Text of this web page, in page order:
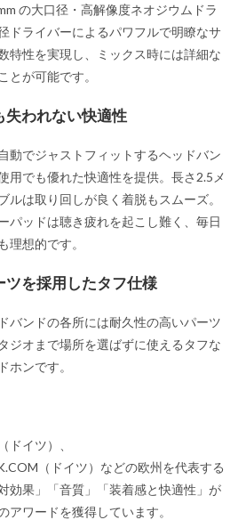
の大口径・高解像度ネオジウムドラ
ドライバーによるパワフルで明瞭なサ
特性を実現し、ミックス時には詳細な
とが可能です。
失われない快適性
動でジャストフィットするヘッドバン
用でも優れた快適性を提供。長さ2.5メ
ルは取り回しが良く着脱もスムーズ。
パッドは聴き疲れを起こし難く、毎日
理想的です。
ツを採用したタフ仕様
バンドの各所には耐久性の高いパーツ
ジオまで場所を選ばずに使えるタフな
ホンです。
ドイツ）、
（ドイツ）などの欧州を代表する
効果」「音質」「装着感と快適性」が
アワードを獲得しています。